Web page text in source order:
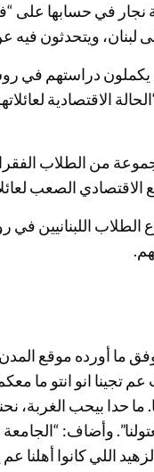
نجار في حسابها على
لبنان، ويتحدثون فيه
دراستهم في
الاقتصادية
من الطلاب
الصعب
ما أورده موقع
تجينا انو انتو ما
ما حدا بيحب الغربة،
وأضاف:
اللي كانوا